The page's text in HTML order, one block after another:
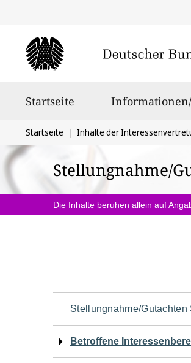
Startseite
Sie
befinden
sich
hier:
Startseite Inhalte der
Stellungnahme/
Die Inhalte beruhen allein auf
Navigation
für
Stellungnahme/Gutachten
Betroffene